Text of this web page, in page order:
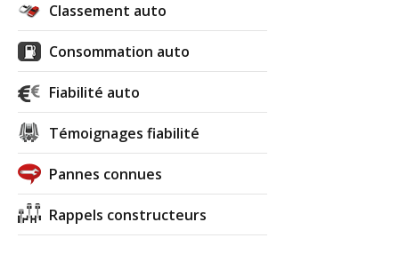
Classement auto
Consommation auto
Fiabilité auto
Témoignages fiabilité
Pannes connues
Rappels constructeurs